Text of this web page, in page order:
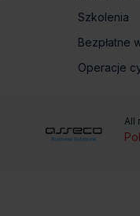
Szkolenia
Bezpłatne
Operacje
All